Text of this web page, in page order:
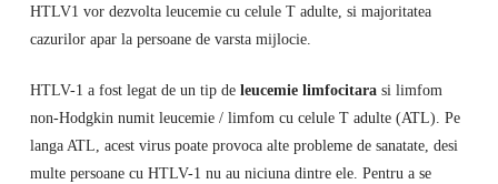
HTLV1 vor dezvolta leucemie cu celule T adulte, si majoritatea
cazurilor apar la persoane de varsta mijlocie.
HTLV-1 a fost legat de un tip deleucemie limfocitarasi limfom
non-Hodgkin numit leucemie / limfom cu celule T adulte (ATL). Pe
langa ATL, acest virus poate provoca alte probleme de sanatate, desi
multe persoane cu HTLV-1 nu au niciuna dintre ele. Pentru a se